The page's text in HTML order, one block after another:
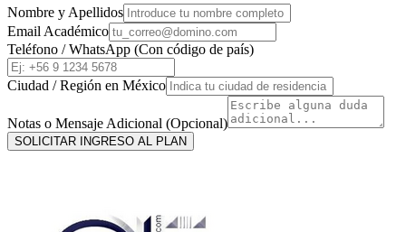
Nombre y Apellidos
Email Académico
Teléfono / WhatsApp (Con código de país)
Ciudad / Región en México
Notas o Mensaje Adicional (Opcional)
SOLICITAR INGRESO AL PLAN